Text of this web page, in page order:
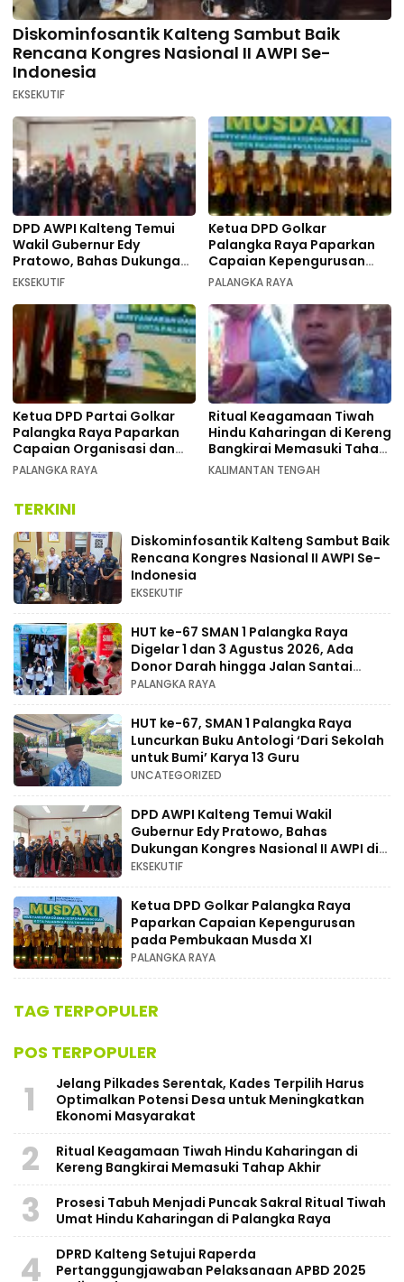
Diskominfosantik Kalteng Sambut Baik
Rencana Kongres Nasional II AWPI Se-
Indonesia
EKSEKUTIF
DPD AWPI Kalteng Temui
Wakil Gubernur Edy
Pratowo, Bahas Dukungan
Kongres Nasional II AWPI di
EKSEKUTIF
Ketua DPD Golkar
Palangka Raya Paparkan
Capaian Kepengurusan
pada Pembukaan Musda XI
PALANGKA RAYA
Ketua DPD Partai Golkar
Palangka Raya Paparkan
Capaian Organisasi dan
Kemenangan Pemilu pada
PALANGKA RAYA
Ritual Keagamaan Tiwah
Hindu Kaharingan di Kereng
Bangkirai Memasuki Tahap
Akhir
KALIMANTAN TENGAH
TERKINI
Diskominfosantik Kalteng Sambut Baik
Rencana Kongres Nasional II AWPI Se-
Indonesia
EKSEKUTIF
HUT ke-67 SMAN 1 Palangka Raya
Digelar 1 dan 3 Agustus 2026, Ada
Donor Darah hingga Jalan Santai
Berhadiah Doorprize
PALANGKA RAYA
HUT ke-67, SMAN 1 Palangka Raya
Luncurkan Buku Antologi ‘Dari Sekolah
untuk Bumi’ Karya 13 Guru
UNCATEGORIZED
DPD AWPI Kalteng Temui Wakil
Gubernur Edy Pratowo, Bahas
Dukungan Kongres Nasional II AWPI di
Kalimantan Tengah
EKSEKUTIF
Ketua DPD Golkar Palangka Raya
Paparkan Capaian Kepengurusan
pada Pembukaan Musda XI
PALANGKA RAYA
TAG TERPOPULER
POS TERPOPULER
1
Jelang Pilkades Serentak, Kades Terpilih Harus
Optimalkan Potensi Desa untuk Meningkatkan
Ekonomi Masyarakat
2
Ritual Keagamaan Tiwah Hindu Kaharingan di
Kereng Bangkirai Memasuki Tahap Akhir
3
Prosesi Tabuh Menjadi Puncak Sakral Ritual Tiwah
Umat Hindu Kaharingan di Palangka Raya
4
​DPRD Kalteng Setujui Raperda
Pertanggungjawaban Pelaksanaan APBD 2025